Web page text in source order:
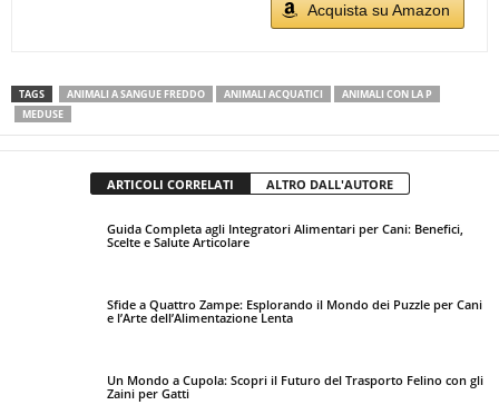
Acquista su Amazon
TAGS ANIMALI A SANGUE FREDDO ANIMALI ACQUATICI
ANIMALI CON LA P
MEDUSE
ARTICOLI CORRELATI ALTRO DALL'AUTORE
Guida Completa agli Integratori Alimentari per Cani: Benefici,
Scelte e Salute Articolare
Sfide a Quattro Zampe: Esplorando il Mondo dei Puzzle per Cani
e l’Arte dell’Alimentazione Lenta
Un Mondo a Cupola: Scopri il Futuro del Trasporto Felino con gli
Zaini per Gatti